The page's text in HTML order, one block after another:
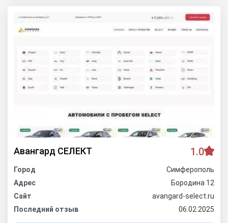
Авангард СЕЛЕКТ 1.0
Город
Симферополь
Адрес
Бородина 12
Сайт
avangard-select.ru
Последний отзыв
06.02.2025